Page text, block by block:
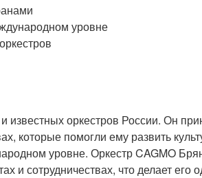
уровне
оркестров России. Он
которые помогли ему развить
уровне. Оркестр CAGMO
и сотрудничествах, что делает его